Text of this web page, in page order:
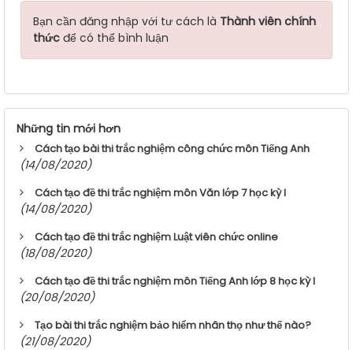
Bạn cần đăng nhập với tư cách là Thành viên chính
thức để có thể bình luận
Những tin mới hơn
Cách tạo bài thi trắc nghiệm công chức môn Tiếng Anh
(14/08/2020)
Cách tạo đề thi trắc nghiệm môn Văn lớp 7 học kỳ I
(14/08/2020)
Cách tạo đề thi trắc nghiệm Luật viên chức online
(18/08/2020)
Cách tạo đề thi trắc nghiệm môn Tiếng Anh lớp 8 học kỳ I
(20/08/2020)
Tạo bài thi trắc nghiệm bảo hiểm nhân thọ như thế nào?
(21/08/2020)